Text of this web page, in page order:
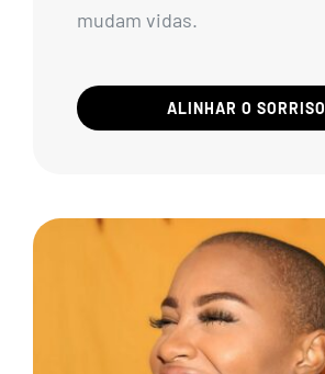
mudam vidas.
ALINHAR O SORRISO